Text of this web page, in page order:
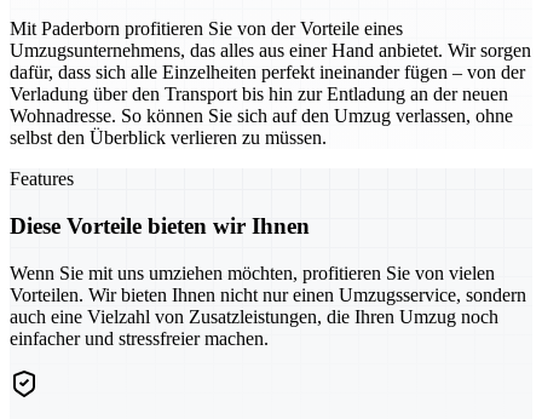
Mit Paderborn profitieren Sie von der Vorteile eines
Umzugsunternehmens, das alles aus einer Hand anbietet. Wir sorgen
dafür, dass sich alle Einzelheiten perfekt ineinander fügen – von der
Verladung über den Transport bis hin zur Entladung an der neuen
Wohnadresse. So können Sie sich auf den Umzug verlassen, ohne
selbst den Überblick verlieren zu müssen.
Features
Diese Vorteile bieten wir Ihnen
Wenn Sie mit uns umziehen möchten, profitieren Sie von vielen
Vorteilen. Wir bieten Ihnen nicht nur einen Umzugsservice, sondern
auch eine Vielzahl von Zusatzleistungen, die Ihren Umzug noch
einfacher und stressfreier machen.